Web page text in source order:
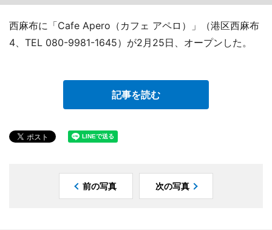
西麻布に「Cafe Apero（カフェ アペロ）」（港区西麻布
4、TEL 080-9981-1645）が2月25日、オープンした。
記事を読む
前の写真 次の写真